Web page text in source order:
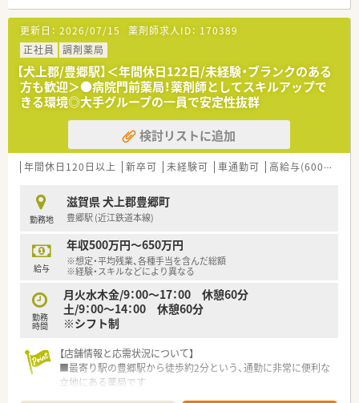
【募集背景と求める人物像について】
■今回は体制強化のための欠員補充となり、地域医療に貢献いた
だける新たな仲間を募集しています
■患者様一人ひとりに寄り添いながら、丁寧で温かみのあるコミ
ュニケーションが取れる方を求めています
■チームワークを尊重し、他のスタッフと積極的に連携しながら
業務に取り組める方を歓迎します
【求人情報について】
■これまでのご経験やご年齢を考慮し、年収500万円から550万
円の範囲で優遇いたします
ループならではの制度が整っています
■年間休日は124日と豊富で、完全週休2日制を採用しており、プ
ライベートとの両立が可能です
【勤務実態について】
■1日の実働時間は7時間30分、週37時間30分勤務で、法定労働
時間よりも短く設定されています
■月間の平均残業時間は8時間から9時間程度と少なく、ワーク
ライフバランスを重視できます
■有給休暇は法定通りに付与され、夏季休暇や年末年始と合わせ
更新日： 2026/07/15 薬剤師求人ID： 170389
正社員
調剤薬局
【犬上郡/豊郷駅】＜年間休日122日/未経験・ブランクのある
方も歓迎＞●病院門前薬局！薬剤師としてスキルアップで
きる環境◎大手グループの一員で安定性抜群
検討リストに追加
年間休日120日以上 新卒可 未経験可 車通勤可 高給与(600万円以上)
勤務地
滋賀県 犬上郡豊郷町
豊郷駅 (近江鉄道本線)
給与
年収500万円～650万円
※想定・平均残業、各種手当を含んだ総額
※経験・スキルなどにより異なる
勤務
時間
月火水木金/9：00～17：00 休憩60分
土/9：00～14：00 休憩60分
※シフト制
【店舗情報と応需状況について】
■最寄り駅の豊郷駅から徒歩約2分という、通勤に非常に便利な
立地にある薬局です